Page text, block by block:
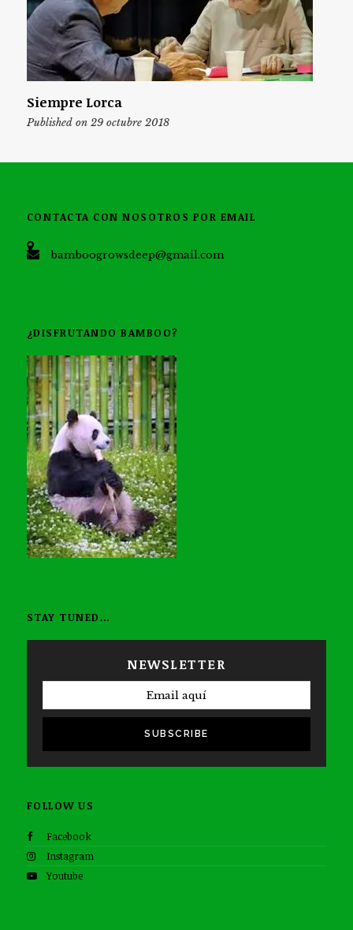
Siempre Lorca
Published on 29 octubre 2018
CONTACTA CON NOSOTROS POR EMAIL
bamboogrowsdeep@gmail.com
¿DISFRUTANDO BAMBOO?
STAY TUNED…
NEWSLETTER
SUBSCRIBE
FOLLOW US
Facebook
Instagram
Youtube